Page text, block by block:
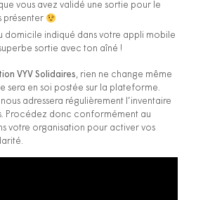
vous avez validé une sortie pour le
présenter
domicile indiqué dans votre appli mobile
sortie avec ton aîné !
VYV Solidaires, rien ne change même
sera en soi postée sur la plateforme.
adressera régulièrement l’inventaire
Procédez donc conformément au
votre organisation pour activer vos